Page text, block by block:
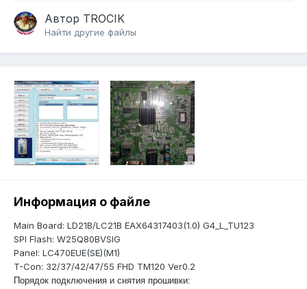
Автор TROCIK
Найти другие файлы
Информация о файле
Main Board: LD21B/LC21B EAX64317403(1.0) G4_L_TU123
SPI Flash: W25Q80BVSIG
Panel: LC470EUE(SE)(M1)
T-Con: 32/37/42/47/55 FHD TM120 Ver0.2
Порядок подключения и снятия прошивки: